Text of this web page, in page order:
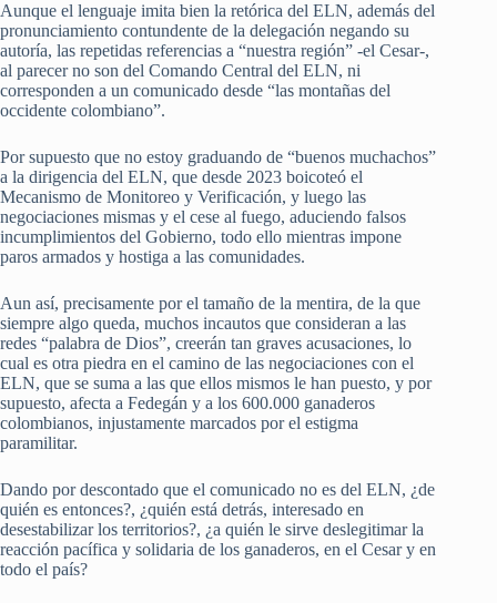
Aunque el lenguaje imita bien la retórica del ELN, además del
pronunciamiento contundente de la delegación negando su
autoría, las repetidas referencias a “nuestra región” -el Cesar-,
al parecer no son del Comando Central del ELN, ni
corresponden a un comunicado desde “las montañas del
occidente colombiano”.
Por supuesto que no estoy graduando de “buenos muchachos”
a la dirigencia del ELN, que desde 2023 boicoteó el
Mecanismo de Monitoreo y Verificación, y luego las
negociaciones mismas y el cese al fuego, aduciendo falsos
incumplimientos del Gobierno, todo ello mientras impone
paros armados y hostiga a las comunidades.
Aun así, precisamente por el tamaño de la mentira, de la que
siempre algo queda, muchos incautos que consideran a las
redes “palabra de Dios”, creerán tan graves acusaciones, lo
cual es otra piedra en el camino de las negociaciones con el
ELN, que se suma a las que ellos mismos le han puesto, y por
supuesto, afecta a Fedegán y a los 600.000 ganaderos
colombianos, injustamente marcados por el estigma
paramilitar.
Dando por descontado que el comunicado no es del ELN, ¿de
quién es entonces?, ¿quién está detrás, interesado en
desestabilizar los territorios?, ¿a quién le sirve deslegitimar la
reacción pacífica y solidaria de los ganaderos, en el Cesar y en
todo el país?